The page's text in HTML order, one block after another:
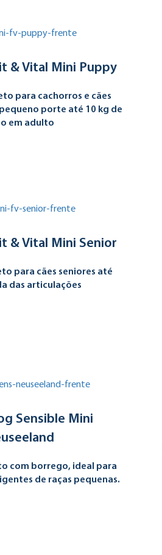
& Vital Mini Puppy
para cachorros e cães
porte até 10 kg de
em adulto
& Vital Mini Senior
para cães seniores até
das articulações
Sensible Mini
com borrego, ideal para
de raças pequenas.